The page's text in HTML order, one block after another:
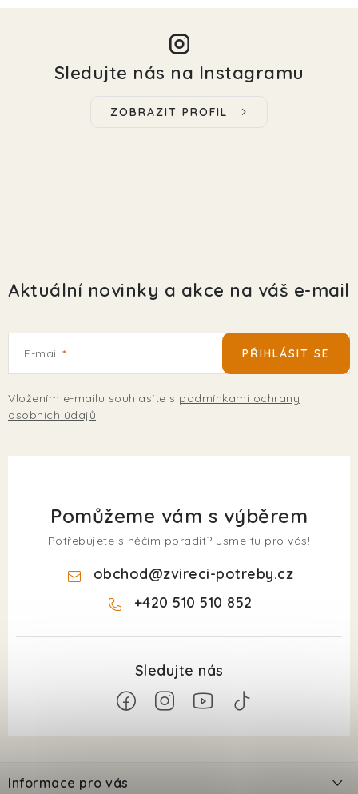
Sledujte nás na Instagramu
ZOBRAZIT PROFIL
Aktuální novinky a akce na váš e-mail
E-mail
Vložením e-mailu souhlasíte s podmínkami ochrany
osobních údajů
PŘIHLÁSIT SE
Pomůžeme vám s výběrem
Potřebujete s něčím poradit? Jsme tu pro vás!
obchod@zvireci-potreby.cz
+420 510 510 852
Informace pro vás